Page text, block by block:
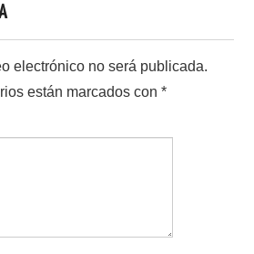
electrónico no será publicada.
están marcados con*